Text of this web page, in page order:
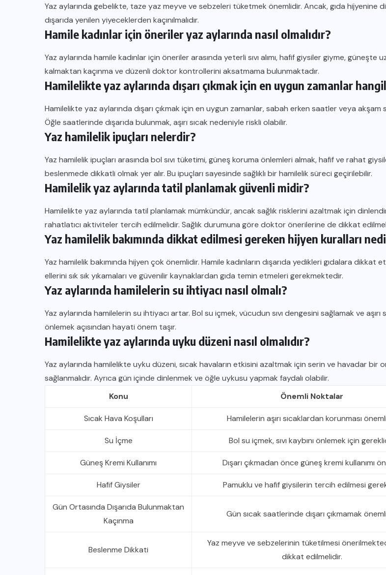
Yaz aylarında gebelikte, taze yaz meyve ve sebzeleri tüketmek önemlidir. Ancak, gıda hijyenine
dışarıda yenilen yiyeceklerden kaçınılmalıdır.
Hamile kadınlar için öneriler yaz aylarında nasıl olmalıdır?
Yaz aylarında hamile kadınlar için öneriler arasında yeterli sıvı alımı, hafif giysiler giyme, güneşte
kalmaktan kaçınma ve düzenli doktor kontrollerini aksatmama bulunmaktadır.
Hamilelikte yaz aylarında dışarı çıkmak için en uygun zamanlar
Hamilelikte yaz aylarında dışarı çıkmak için en uygun zamanlar, sabah erken saatler veya akşam
Öğle saatlerinde dışarıda bulunmak, aşırı sıcak nedeniyle riskli olabilir.
Yaz hamilelik ipuçları nelerdir?
Yaz hamilelik ipuçları arasında bol sıvı tüketimi, güneş koruma önlemleri almak, hafif ve rahat
beslenmede dikkatli olmak yer alır. Bu ipuçları sayesinde sağlıklı bir hamilelik süreci geçirilebilir.
Hamilelik yaz aylarında tatil planlamak güvenli midir?
Hamilelikte yaz aylarında tatil planlamak mümkündür, ancak sağlık risklerini azaltmak için
rahatlatıcı aktiviteler tercih edilmelidir. Sağlık durumuna göre doktor önerilerine de dikkat
Yaz hamilelik bakımında dikkat edilmesi gereken hijyen kuralları
Yaz hamilelik bakımında hijyen çok önemlidir. Hamile kadınların dışarıda yedikleri gıdalara dikkat
ellerini sık sık yıkamaları ve güvenilir kaynaklardan gıda temin etmeleri gerekmektedir.
Yaz aylarında hamilelerin su ihtiyacı nasıl olmalı?
Yaz aylarında hamilelerin su ihtiyacı artar. Bol su içmek, vücudun sıvı dengesini sağlamak ve aşırı
önlemek açısından hayati önem taşır.
Hamilelikte yaz aylarında uyku düzeni nasıl olmalıdır?
Yaz aylarında hamilelikte uyku düzeni, sıcak havaların etkisini azaltmak için serin ve havadar bir
sağlanmalıdır. Ayrıca gün içinde dinlenmek ve öğle uykusu yapmak faydalı olabilir.
Konu
Önemli Noktalar
Sıcak Hava Koşulları Hamilelerin aşırı sıcaklardan korunması
Su İçme Bol su içmek, sıvı kaybını önlemek için
Güneş Kremi Kullanımı Dışarı çıkmadan önce güneş kremi kullanımı
Hafif Giysiler Pamuklu ve hafif giysilerin tercih edilmesi
Gün Ortasında Dışarıda Bulunmaktan
Kaçınma
Gün sıcak saatlerinde dışarı çıkmamak
Beslenme Dikkati
Yaz meyve ve sebzelerinin tüketilmesi
dikkat edilmelidir.